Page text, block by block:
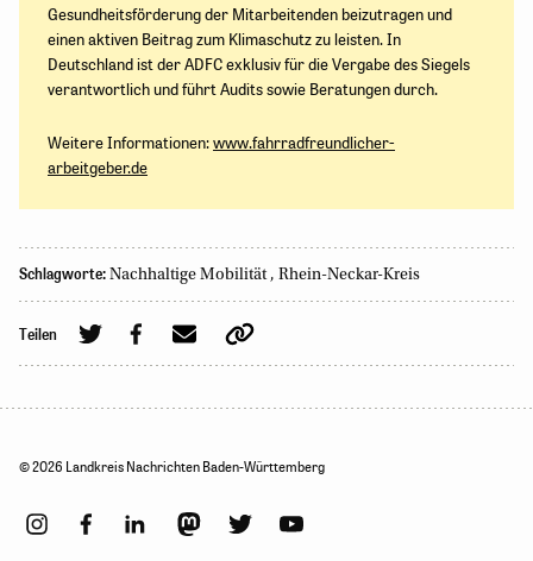
Gesundheitsförderung der Mitarbeitenden beizutragen und
einen aktiven Beitrag zum Klimaschutz zu leisten. In
Deutschland ist der ADFC exklusiv für die Vergabe des Siegels
verantwortlich und führt Audits sowie Beratungen durch.
Weitere Informationen:www.fahrradfreundlicher-
arbeitgeber.de
Schlagworte: Nachhaltige Mobilität , Rhein-Neckar-Kreis
Teilen
© 2026 Landkreis Nachrichten Baden-Württemberg